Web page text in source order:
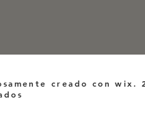
creado con wix.